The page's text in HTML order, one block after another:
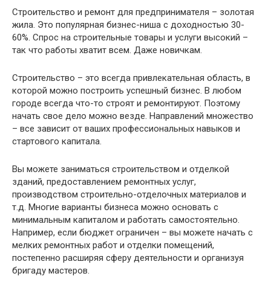
Строительство и ремонт для предпринимателя – золотая
жила. Это популярная бизнес-ниша с доходностью 30-
60%. Спрос на строительные товары и услуги высокий –
так что работы хватит всем. Даже новичкам.
Строительство – это всегда привлекательная область, в
которой можно построить успешный бизнес. В любом
городе всегда что-то строят и ремонтируют. Поэтому
начать свое дело можно везде. Направлений множество
– все зависит от ваших профессиональных навыков и
стартового капитала.
Вы можете заниматься строительством и отделкой
зданий, предоставлением ремонтных услуг,
производством строительно-отделочных материалов и
т.д. Многие варианты бизнеса можно основать с
минимальным капиталом и работать самостоятельно.
Например, если бюджет ограничен – вы можете начать с
мелких ремонтных работ и отделки помещений,
постепенно расширяя сферу деятельности и организуя
бригаду мастеров.